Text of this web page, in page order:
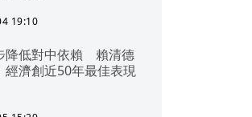
19:10
降低對中依賴 賴清德
經濟創近50年最佳表現